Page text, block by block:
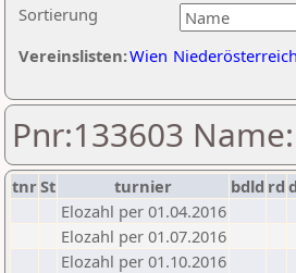
Sortierung
Vereinslisten:Wien Niederösterreich
Pnr:133603
tnrSt turnier bdld rd
Elozahl per 01.04.2016
Elozahl per 01.07.2016
Elozahl per 01.10.2016